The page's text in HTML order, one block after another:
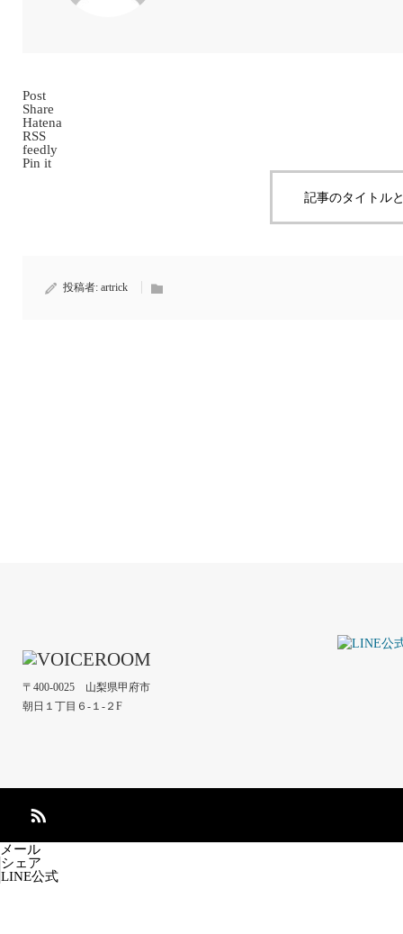
Post
Share
Hatena
RSS
feedly
Pin it
記事のタイトル
投稿者: artrick
〒400-0025 山梨県甲府市
朝日１丁目６-１-２F
メール
シェア
LINE公式